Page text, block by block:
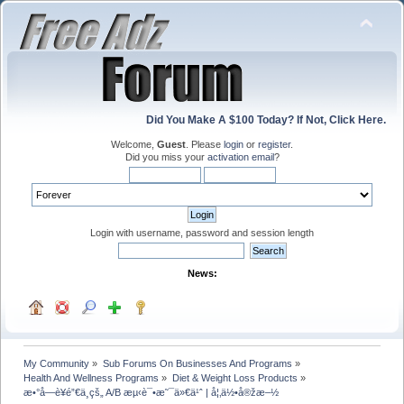
Did You Make A $100 Today? If Not, Click Here.
Welcome, Guest . Please login or register.
Did you miss your activation email?
Login with username, password and session length
News:
My Community » Sub Forums On Businesses And Programs »
Health And Wellness Programs » Diet & Weight Loss Products »
æ•°å­—è¥é”€ä¸­çš„ A/B æµ‹è¯•æ˜¯ä»€ä¹ˆ | å¦‚ä½•å®žæ–½